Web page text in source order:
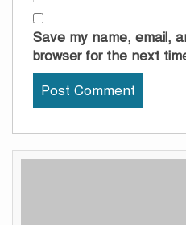
Save my name, email,
browser for the next